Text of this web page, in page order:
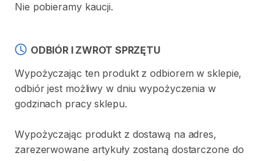
Nie pobieramy kaucji.
ODBIÓR I ZWROT SPRZĘTU
Wypożyczając ten produkt z odbiorem w sklepie,
odbiór jest możliwy w dniu wypożyczenia w
godzinach pracy sklepu.
Wypożyczając produkt z dostawą na adres,
zarezerwowane artykuły zostaną dostarczone do